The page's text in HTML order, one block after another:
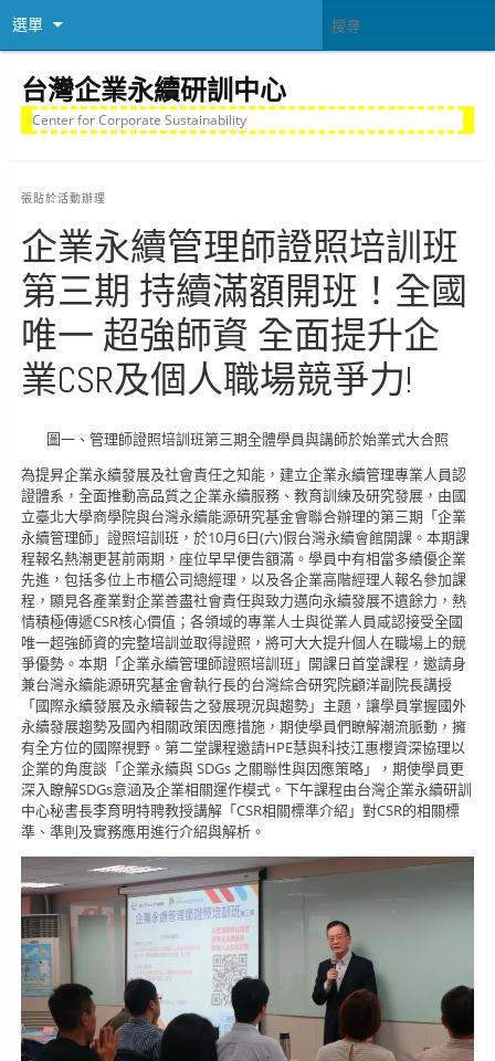
選單
台灣企業永續研訓中心
Center for Corporate Sustainability
張貼於活動辦理
企業永續管理師證照培訓班
第三期 持續滿額開班！全國
唯一 超強師資 全面提升企
業CSR及個人職場競爭力!
圖一、管理師證照培訓班第三期全體學員與講師於始業式大合照
為提昇企業永續發展及社會責任之知能，建立企業永續管理專業人員認
證體系，全面推動高品質之企業永續服務、教育訓練及研究發展，由國
立臺北大學商學院與台灣永續能源研究基金會聯合辦理的第三期「企業
永續管理師」證照培訓班，於10月6日(六)假台灣永續會館開課。本期課
程報名熱潮更甚前兩期，座位早早便告額滿。學員中有相當多績優企業
先進，包括多位上市櫃公司總經理，以及各企業高階經理人報名參加課
程，顯見各產業對企業善盡社會責任與致力邁向永續發展不遺餘力，熱
情積極傳遞CSR核心價值；各領域的專業人士與從業人員咸認接受全國
唯一超強師資的完整培訓並取得證照，將可大大提升個人在職場上的競
爭優勢。本期「企業永續管理師證照培訓班」開課日首堂課程，邀請身
兼台灣永續能源研究基金會執行長的台灣綜合研究院顧洋副院長講授
「國際永續發展及永續報告之發展現況與趨勢」主題，讓學員掌握國外
永續發展趨勢及國內相關政策因應措施，期使學員們瞭解潮流脈動，擁
有全方位的國際視野。第二堂課程邀請HPE慧與科技江惠櫻資深協理以
企業的角度談「企業永續與 SDGs 之關聯性與因應策略」，期使學員更
深入瞭解SDGs意涵及企業相關運作模式。下午課程由台灣企業永續研訓
中心秘書長李育明特聘教授講解「CSR相關標準介紹」對CSR的相關標
準、準則及實務應用進行介紹與解析。